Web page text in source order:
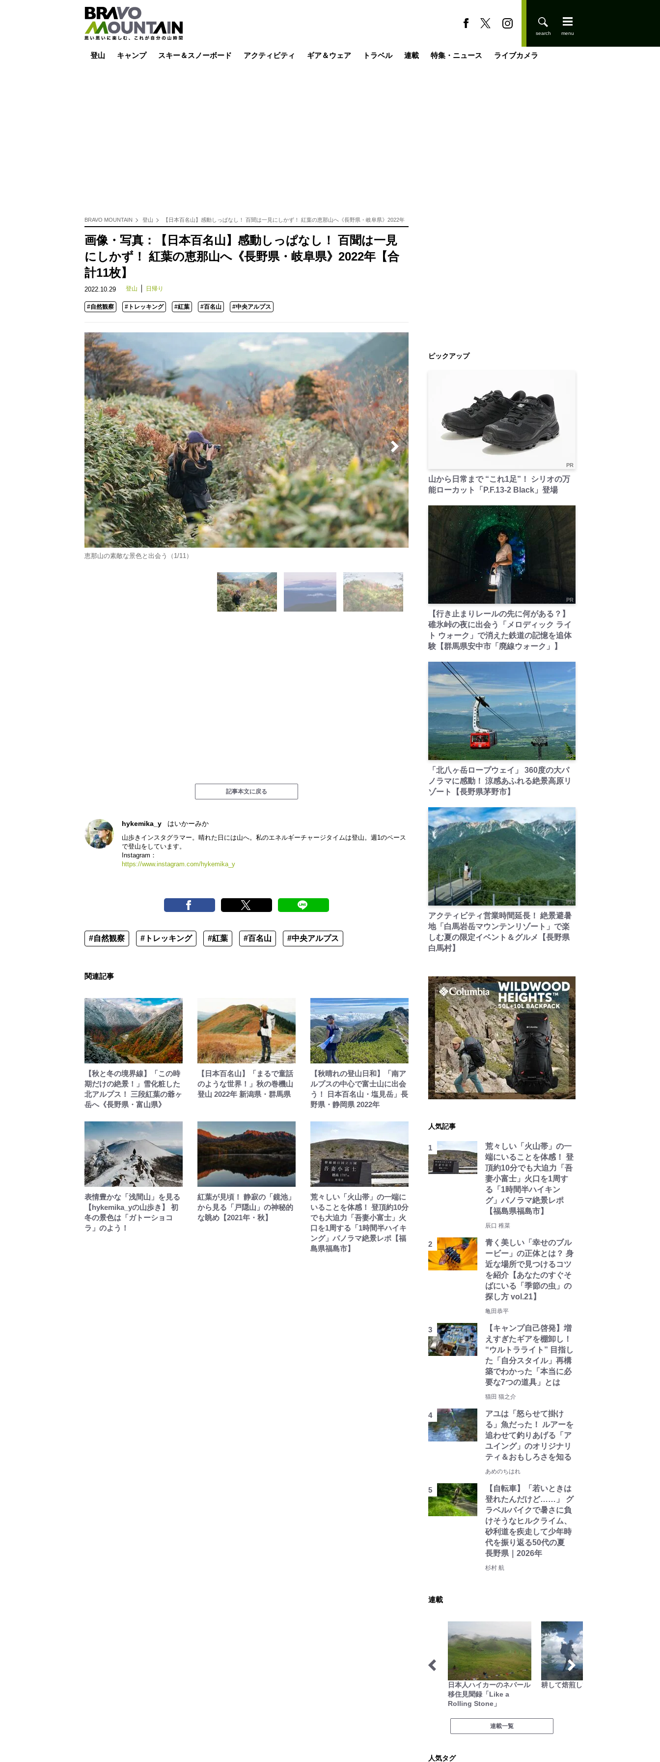
登山 キャンプ スキー＆スノーボード アクティビティ ギア＆ウェア トラベル 連載 特集・ニュース ライブカメラ
BRAVO MOUNTAIN 登山 【日本百名山】感動しっぱなし！ 百聞は一見にしかず！ 紅葉の恵那山へ《長野県・岐阜県》2022年
画像・写真：【日本百名山】感動しっぱなし！ 百聞は一見
にしかず！ 紅葉の恵那山へ《長野県・岐阜県》2022年【合
計11枚】
2022.10.29 登山 日帰り
#自然観察 #トレッキング #紅葉 #百名山 #中央アルプス
恵那山の素敵な景色と出会う（1/11）
記事本文に戻る
hykemika_y はいかーみか
山歩きインスタグラマー。晴れた日には山へ。私のエネルギーチャージタイムは登山。週1のペース
で登山をしています。
Instagram：
https://www.instagram.com/hykemika_y
#自然観察 #トレッキング #紅葉 #百名山 #中央アルプス
関連記事
【秋と冬の境界線】「この時
期だけの絶景！」雪化粧した
北アルプス！ 三段紅葉の爺ヶ
岳へ《長野県・富山県》
【日本百名山】「まるで童話
のような世界！」秋の巻機山
登山 2022年 新潟県・群馬県
【秋晴れの登山日和】「南ア
ルプスの中心で富士山に出会
う！ 日本百名山・塩見岳」長
野県・静岡県 2022年
表情豊かな「浅間山」を見る
【hykemika_yの山歩き】 初
冬の景色は「ガトーショコ
ラ」のよう！
紅葉が見頃！ 静寂の「鏡池」
から見る「戸隠山」の神秘的
な眺め【2021年・秋】
荒々しい「火山帯」の一端に
いることを体感！ 登頂約10分
でも大迫力「吾妻小富士」火
口を1周する「1時間半ハイキ
ング」パノラマ絶景レポ【福
島県福島市】
ピックアップ
PR
山から日常まで “これ1足”！ シリオの万
能ローカット「P.F.13-2 Black」登場
PR
【行き止まりレールの先に何がある？】
碓氷峠の夜に出会う「メロディック ライ
ト ウォーク」で消えた鉄道の記憶を追体
験【群馬県安中市「廃線ウォーク」】
PR
「北八ヶ岳ロープウェイ」 360度の大パ
ノラマに感動！ 涼感あふれる絶景高原リ
ゾート【長野県茅野市】
PR
アクティビティ営業時間延長！ 絶景避暑
地「白馬岩岳マウンテンリゾート」で楽
しむ夏の限定イベント＆グルメ【長野県
白馬村】
人気記事
荒々しい「火山帯」の一
端にいることを体感！ 登
頂約10分でも大迫力「吾
妻小富士」火口を1周す
る「1時間半ハイキン
グ」パノラマ絶景レポ
【福島県福島市】
辰口 稚菜
青く美しい「幸せのブル
ービー」の正体とは？ 身
近な場所で見つけるコツ
を紹介【あなたのすぐそ
ばにいる「季節の虫」の
探し方 vol.21】
亀田恭平
【キャンプ自己啓発】増
えすぎたギアを棚卸し！
“ウルトラライト” 目指し
た「自分スタイル」再構
築でわかった「本当に必
要な7つの道具」とは
猫田 猫之介
アユは「怒らせて掛け
る」魚だった！ ルアーを
追わせて釣りあげる「ア
ユイング」のオリジナリ
ティ＆おもしろさを知る
あめのちはれ
【自転車】「若いときは
登れたんだけど……」 グ
ラベルバイクで暑さに負
けそうなヒルクライム、
砂利道を疾走して少年時
代を振り返る50代の夏
長野県｜2026年
杉村 航
連載
日本人ハイカーのネパール
移住見聞録「Like a
Rolling Stone」
耕して焙煎して走る男
連載一覧
人気タグ